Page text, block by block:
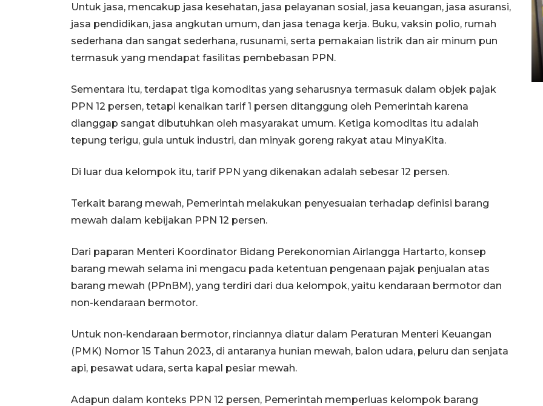
Untuk jasa, mencakup jasa kesehatan, jasa pelayanan sosial, jasa keuangan, jasa asuransi,
jasa pendidikan, jasa angkutan umum, dan jasa tenaga kerja. Buku, vaksin polio, rumah
sederhana dan sangat sederhana, rusunami, serta pemakaian listrik dan air minum pun
termasuk yang mendapat fasilitas pembebasan PPN.
Sementara itu, terdapat tiga komoditas yang seharusnya termasuk dalam objek pajak
PPN 12 persen, tetapi kenaikan tarif 1 persen ditanggung oleh Pemerintah karena
dianggap sangat dibutuhkan oleh masyarakat umum. Ketiga komoditas itu adalah
tepung terigu, gula untuk industri, dan minyak goreng rakyat atau MinyaKita.
Di luar dua kelompok itu, tarif PPN yang dikenakan adalah sebesar 12 persen.
Terkait barang mewah, Pemerintah melakukan penyesuaian terhadap definisi barang
mewah dalam kebijakan PPN 12 persen.
Dari paparan Menteri Koordinator Bidang Perekonomian Airlangga Hartarto, konsep
barang mewah selama ini mengacu pada ketentuan pengenaan pajak penjualan atas
barang mewah (PPnBM), yang terdiri dari dua kelompok, yaitu kendaraan bermotor dan
non-kendaraan bermotor.
Untuk non-kendaraan bermotor, rinciannya diatur dalam Peraturan Menteri Keuangan
(PMK) Nomor 15 Tahun 2023, di antaranya hunian mewah, balon udara, peluru dan senjata
api, pesawat udara, serta kapal pesiar mewah.
Adapun dalam konteks PPN 12 persen, Pemerintah memperluas kelompok barang
Penyelesaian pembentukan
Kopdes Merah Putih di
Sumbar